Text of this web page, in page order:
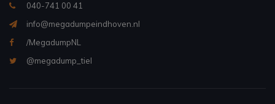
040-741 00 41
info@megadumpeindhoven.nl
/MegadumpNL
@megadump_tiel